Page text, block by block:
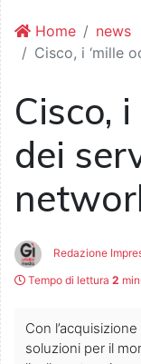
Home
news
Cisco, i ‘mille
Cisco, i
dei
Redazione
Tempo di lettura 2
Con
soluzioni per il